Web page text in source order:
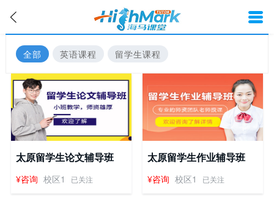
全部 英语课程 留学生课程
太原留学生论文辅导班
¥咨询 校区1 已关注
太原留学生作业辅导班
¥咨询 校区1 已关注